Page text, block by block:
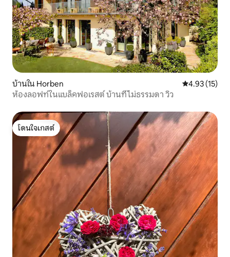
บ้านใน Horben คะแนนเฉลี่ย
4.93 (15)
ห้องลอฟท์ในแบล็คฟอเรสต์ บ้านที่ไม่ธรรมดา วิว
โดนใจเกสต์
โดนใจเกสต์